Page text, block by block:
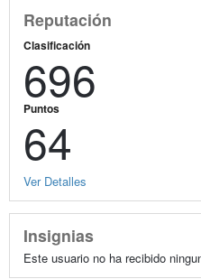
Reputación
Clasificación
696
Puntos
64
Ver Detalles
Insignias
Este usuario no ha recibido